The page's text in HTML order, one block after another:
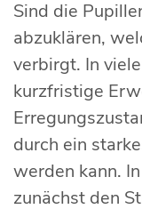
Sind die
abzuklären,
verbirgt. In
kurzfristige
durch ein
werden kann.
zunächst den